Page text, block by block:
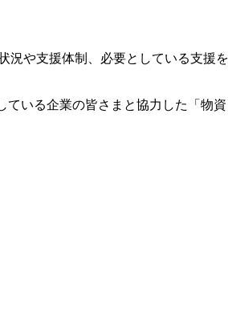
や支援体制、必要としている支援
いる企業の皆さまと協力した「物